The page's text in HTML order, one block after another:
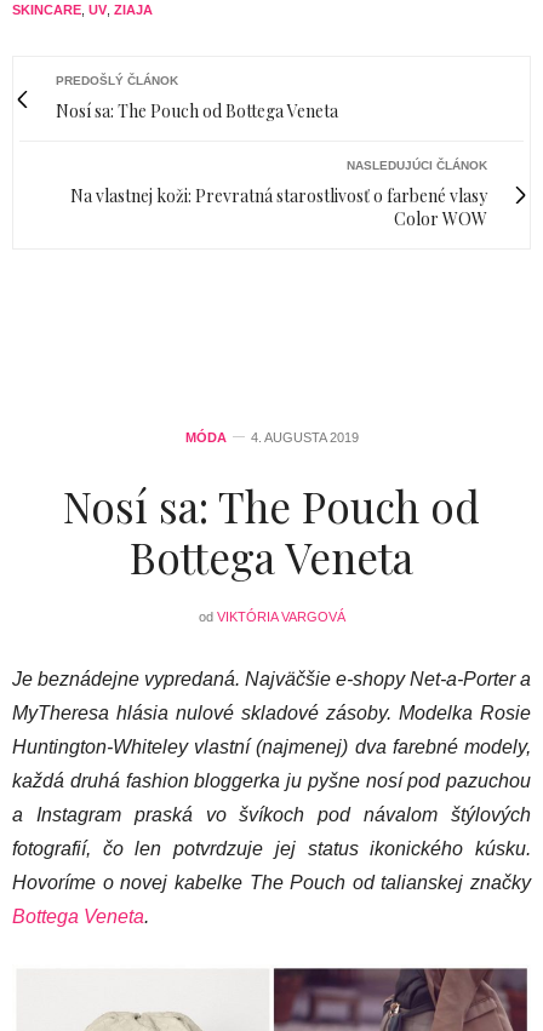
SKINCARE UV ZIAJA
PREDOŠLÝ ČLÁNOK
Nosí sa: The Pouch od Bottega Veneta
NASLEDUJÚCI ČLÁNOK
Na vlastnej koži: Prevratná starostlivosť o farbené vlasy
Color WOW
MÓDA 4. AUGUSTA 2019
Nosí sa: The Pouch od
Bottega Veneta
od VIKTÓRIA VARGOVÁ
Je beznádejne vypredaná. Najväčšie e-shopy Net-a-Porter a
MyTheresa hlásia nulové skladové zásoby. Modelka Rosie
Huntington-Whiteley vlastní (najmenej) dva farebné modely,
každá druhá fashion bloggerka ju pyšne nosí pod pazuchou
a Instagram praská vo švíkoch pod návalom štýlových
fotografií, čo len potvrdzuje jej status ikonického kúsku.
Hovoríme o novej kabelke The Pouch od talianskej značky
Bottega Veneta.